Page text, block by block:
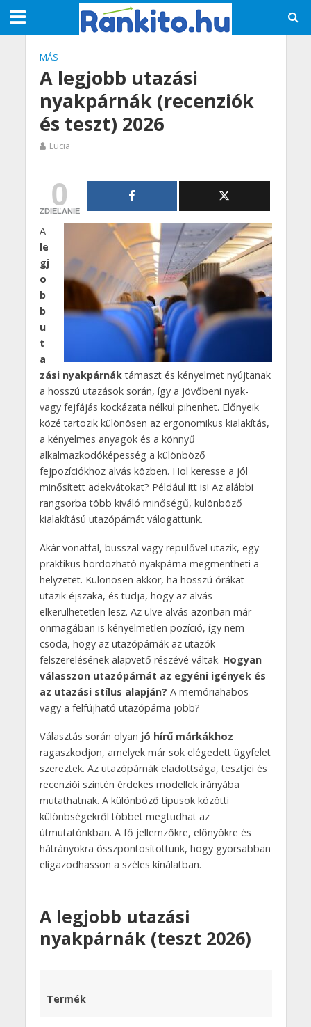
MÁS
A legjobb utazási
nyakpárnák (recenziók
és teszt) 2026
Lucia
0
ZDIEĽANIE
A
le
gj
o
b
b
u
t
a
zási nyakpárnáktámaszt és kényelmet nyújtanak
a hosszú utazások során, így a jövőbeni nyak-
vagy fejfájás kockázata nélkül pihenhet. Előnyeik
közé tartozik különösen az ergonomikus kialakítás,
a kényelmes anyagok és a könnyű
alkalmazkodóképesség a különböző
fejpozíciókhoz alvás közben. Hol keresse a jól
minősített adekvátokat? Például itt is! Az alábbi
rangsorba több kiváló minőségű, különböző
kialakítású utazópárnát válogattunk.
Akár vonattal, busszal vagy repülővel utazik, egy
praktikus hordozható nyakpárna megmentheti a
helyzetet. Különösen akkor, ha hosszú órákat
utazik éjszaka, és tudja, hogy az alvás
elkerülhetetlen lesz. Az ülve alvás azonban már
önmagában is kényelmetlen pozíció, így nem
csoda, hogy az utazópárnák az utazók
felszerelésének alapvető részévé váltak. Hogyan
válasszon utazópárnát az egyéni igények és
az utazási stílus alapján? A memóriahabos
vagy a felfújható utazópárna jobb?
Választás során olyan jó hírű márkákhoz
ragaszkodjon, amelyek már sok elégedett ügyfelet
szereztek. Az utazópárnák eladottsága, tesztjei és
recenziói szintén érdekes modellek irányába
mutathatnak. A különböző típusok közötti
különbségekről többet megtudhat az
útmutatónkban. A fő jellemzőkre, előnyökre és
hátrányokra összpontosítottunk, hogy gyorsabban
eligazodhasson a széles kínálatban.
A legjobb utazási
nyakpárnák (teszt 2026)
Termék